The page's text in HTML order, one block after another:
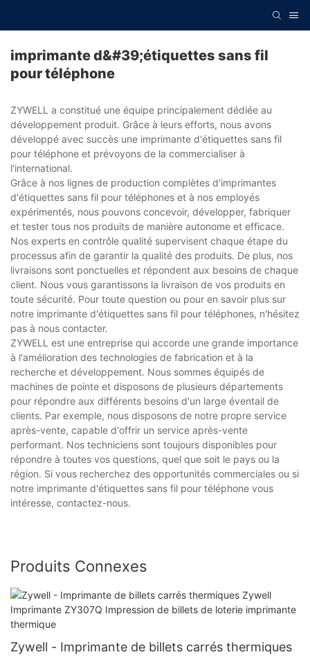
imprimante d&#39;étiquettes sans fil
pour téléphone
ZYWELL a constitué une équipe principalement dédiée au
développement produit. Grâce à leurs efforts, nous avons
développé avec succès une imprimante d'étiquettes sans fil
pour téléphone et prévoyons de la commercialiser à
l'international.
Grâce à nos lignes de production complètes d'imprimantes
d'étiquettes sans fil pour téléphones et à nos employés
expérimentés, nous pouvons concevoir, développer, fabriquer
et tester tous nos produits de manière autonome et efficace.
Nos experts en contrôle qualité supervisent chaque étape du
processus afin de garantir la qualité des produits. De plus, nos
livraisons sont ponctuelles et répondent aux besoins de chaque
client. Nous vous garantissons la livraison de vos produits en
toute sécurité. Pour toute question ou pour en savoir plus sur
notre imprimante d'étiquettes sans fil pour téléphones, n'hésitez
pas à nous contacter.
ZYWELL est une entreprise qui accorde une grande importance
à l'amélioration des technologies de fabrication et à la
recherche et développement. Nous sommes équipés de
machines de pointe et disposons de plusieurs départements
pour répondre aux différents besoins d'un large éventail de
clients. Par exemple, nous disposons de notre propre service
après-vente, capable d'offrir un service après-vente
performant. Nos techniciens sont toujours disponibles pour
répondre à toutes vos questions, quel que soit le pays ou la
région. Si vous recherchez des opportunités commerciales ou si
notre imprimante d'étiquettes sans fil pour téléphone vous
intéresse, contactez-nous.
Produits Connexes
Zywell - Imprimante de billets carrés thermiques